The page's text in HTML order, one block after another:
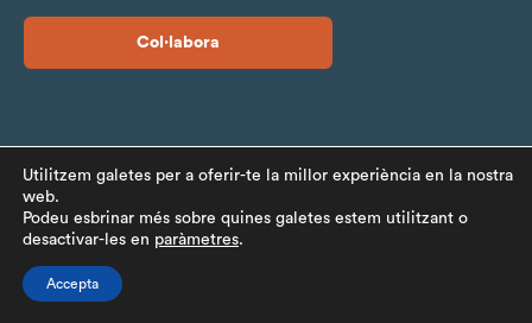
Col·labora
©Carrandella 2026 |Política de privacitat|Avis legal
Desenvolupada perVolcanic
Utilitzem galetes per a oferir-te la millor experiència en la nostra
web.
Podeu esbrinar més sobre quines galetes estem utilitzant o
desactivar-les en paràmetres.
Accepta